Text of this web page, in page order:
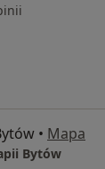
• Mapa
Bytów